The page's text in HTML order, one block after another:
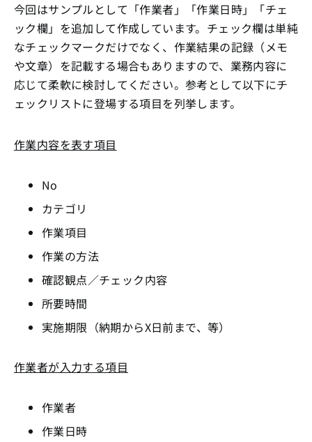
今回はサンプルとして「作業者」「作業日時」「チェ
ック欄」を追加して作成しています。チェック欄は単純
なチェックマークだけでなく、作業結果の記録（メモ
や文章）を記載する場合もありますので、業務内容に
応じて柔軟に検討してください。参考として以下にチ
ェックリストに登場する項目を列挙します。
作業内容を表す項目
No
カテゴリ
作業項目
作業の方法
確認観点／チェック内容
所要時間
実施期限（納期からX日前まで、等）
作業者が入力する項目
作業者
作業日時